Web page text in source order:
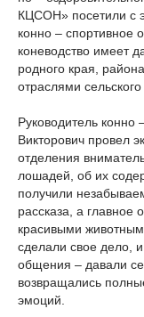
КЦСОН» посетили с
конно – спортивное
коневодство имеет
родного края,
отраслями сельского
Руководитель конно
Викторович провел
отделения
лошадей, об их
получили
рассказа, а главное
красивыми
сделали свое дело,
общения – давали
возвращались
эмоций.